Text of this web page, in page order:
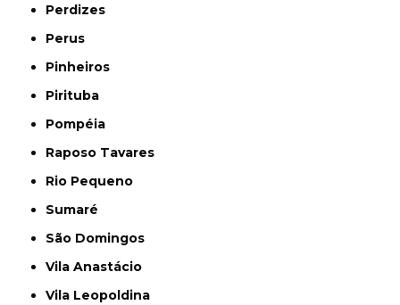
Perdizes
Perus
Pinheiros
Pirituba
Pompéia
Raposo Tavares
Rio Pequeno
Sumaré
São Domingos
Vila Anastácio
Vila Leopoldina